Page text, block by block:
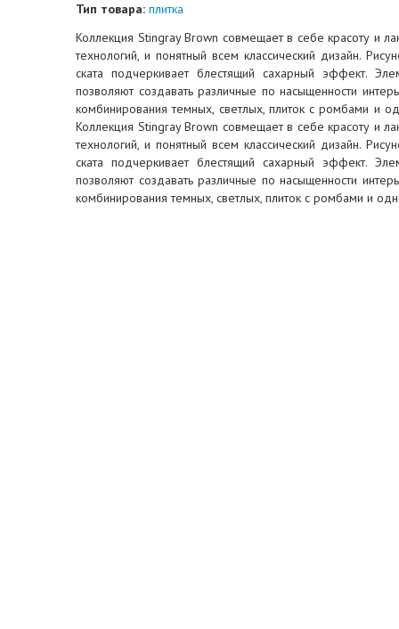
Тип товара: плитка
Коллекция Stingray Brown совмещает в себе красоту и
технологий, и понятный всем классический дизайн.
ската подчеркивает блестящий сахарный эффект.
позволяют создавать различные по насыщенности
комбинирования темных, светлых, плиток с ромбами и
Коллекция Stingray Brown совмещает в себе красоту и
технологий, и понятный всем классический дизайн.
ската подчеркивает блестящий сахарный эффект.
позволяют создавать различные по насыщенности
комбинирования темных, светлых, плиток с ромбами и